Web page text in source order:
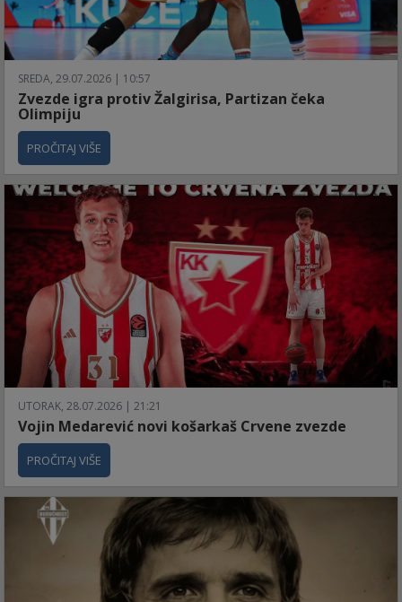
SREDA, 29.07.2026 | 10:57
Zvezde igra protiv Žalgirisa, Partizan čeka
Olimpiju
PROČITAJ VIŠE
UTORAK, 28.07.2026 | 21:21
Vojin Medarević novi košarkaš Crvene zvezde
PROČITAJ VIŠE